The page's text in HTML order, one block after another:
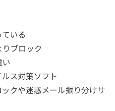
いる
ブロック
ス対策ソフト
クや迷惑メール振り分けサ